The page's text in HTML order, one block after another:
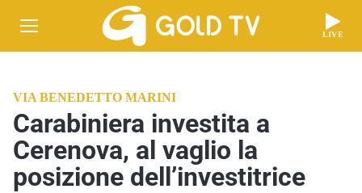
LIVE
VIA BENEDETTO MARINI
Carabiniera investita a
Cerenova, al vaglio la
posizione dell’investitrice